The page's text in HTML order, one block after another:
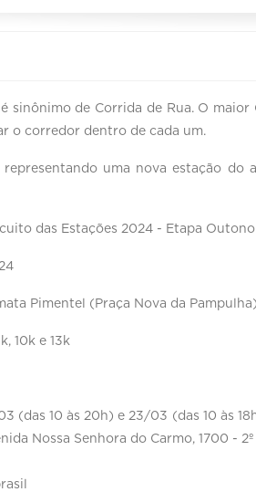
sinônimo de Corrida de Rua. O
o corredor dentro de cada um.
representando uma nova estação
das Estações 2024 - Etapa Outono
Pimentel (Praça Nova da Pampulha)
10k e 13k
(das 10 às 20h) e 23/03 (das 10 às
Nossa Senhora do Carmo, 1700 -